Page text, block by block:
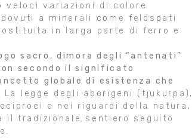
veloci variazioni di colore
a minerali come feldspati
in larga parte di ferro e
sacro, dimora degli “antenati”
secondo il significato
globale di esistenza che
La legge degli aborigeni (tjukurpa),
e nei riguardi della natura,
il tradizionale sentiero seguito